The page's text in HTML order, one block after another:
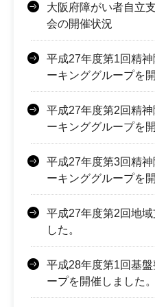
大阪府障がい者自立
会の開催状況
平成27年度第1回精
ーキンググループを
平成27年度第2回精
ーキンググループを
平成27年度第3回精
ーキンググループを
平成27年度第2回地
した。
平成28年度第1回基
ープを開催しました。